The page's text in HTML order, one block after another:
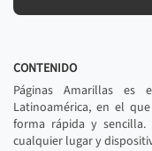
CONTENIDO
Páginas Amarillas es
Latinoamérica, en el
forma rápida y sencilla.
cualquier lugar y